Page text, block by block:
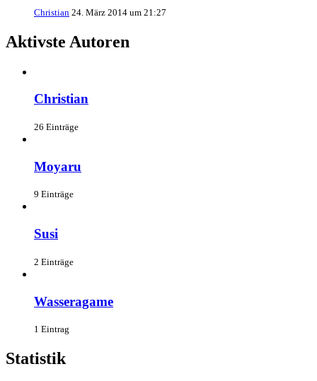
Christian 24. März 2014 um 21:27
Aktivste Autoren
Christian
26 Einträge
Moyaru
9 Einträge
Susi
2 Einträge
Wasseragame
1 Eintrag
Statistik